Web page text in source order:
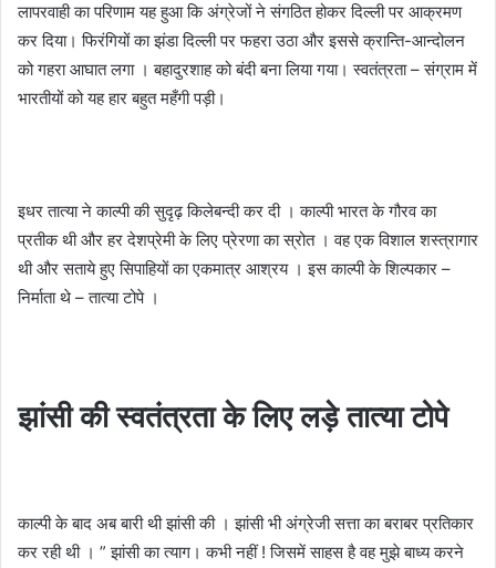
लापरवाही का परिणाम यह हुआ कि अंग्रेजों ने संगठित होकर दिल्ली पर आक्रमण
कर दिया। फिरंगियों का झंडा दिल्ली पर फहरा उठा और इससे क्रान्ति-आन्दोलन
को गहरा आघात लगा । बहादुरशाह को बंदी बना लिया गया। स्वतंत्रता – संग्राम में
भारतीयों को यह हार बहुत महँगी पड़ी।
इधर तात्या ने काल्पी की सुदृढ़ किलेबन्दी कर दी । काल्पी भारत के गौरव का
प्रतीक थी और हर देशप्रेमी के लिए प्रेरणा का स्रोत । वह एक विशाल शस्त्रागार
थी और सताये हुए सिपाहियों का एकमात्र आश्रय । इस काल्पी के शिल्पकार –
निर्माता थे – तात्या टोपे ।
झांसी की स्वतंत्रता के लिएलड़े तात्या टोपे
काल्पी के बाद अब बारी थी झांसी की । झांसी भी अंग्रेजी सत्ता का बराबर प्रतिकार
कर रही थी । ” झांसी का त्याग। कभी नहीं ! जिसमें साहस है वह मुझे बाध्य करने